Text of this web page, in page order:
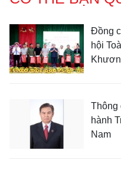
Đồng
hội
Thông
hành
Nam